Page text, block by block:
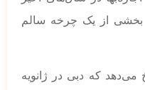
بخشی از یک چرخه سالم
می‌دهد که دبی در ژانویه